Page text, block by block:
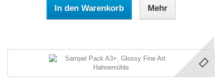
In den Warenkorb Mehr